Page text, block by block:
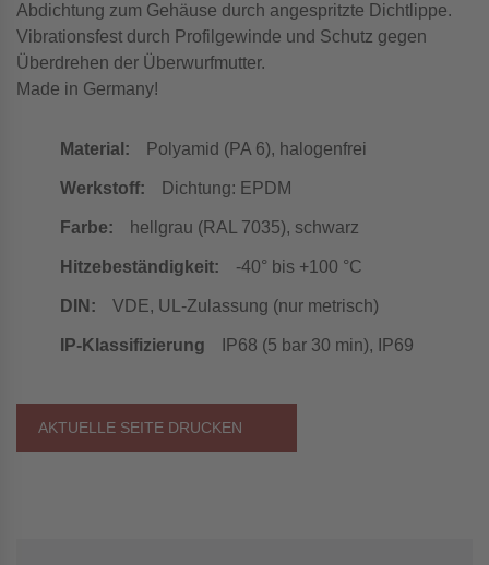
Abdichtung zum Gehäuse durch angespritzte Dichtlippe.
Vibrationsfest durch Profilgewinde und Schutz gegen
Überdrehen der Überwurfmutter.
Made in Germany!
Material: Polyamid (PA 6), halogenfrei
Werkstoff: Dichtung: EPDM
Farbe: hellgrau (RAL 7035), schwarz
Hitzebeständigkeit: -40° bis +100 °C
DIN: VDE, UL-Zulassung (nur metrisch)
IP-Klassifizierung IP68 (5 bar 30 min), IP69
AKTUELLE SEITE DRUCKEN